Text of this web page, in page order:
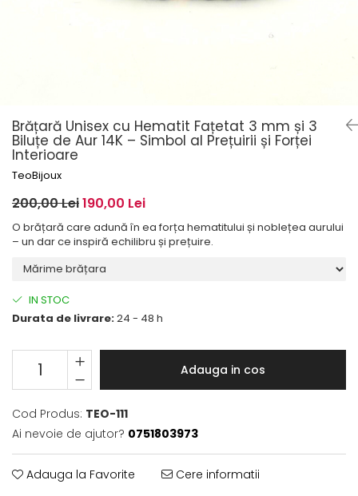
Brățară Unisex cu Hematit Fațetat 3 mm și 3
Biluțe de Aur 14K – Simbol al Prețuirii și Forței
Interioare
TeoBijoux
200,00 Lei190,00 Lei
O brățară care adună în ea forța hematitului și noblețea aurului
– un dar ce inspiră echilibru și prețuire.
IN STOC
Durata de livrare:24 - 48 h
Adauga in cos
Cod Produs: TEO-111
Ai nevoie de ajutor? 0751803973
Adauga la Favorite Cere informatii